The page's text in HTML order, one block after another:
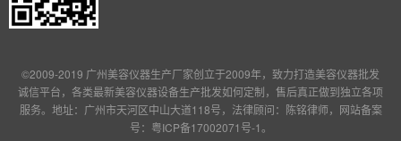
©2009-2019 广州美容仪器生产厂家创立于2009年，致力打造美容仪器批发
诚信平台，各类最新美容仪器设备生产批发如何定制，售后真正做到独立各项
服务。地址：广州市天河区中山大道118号，法律顾问：陈铭律师，网站备案
号： 粤ICP备17002071号-1。